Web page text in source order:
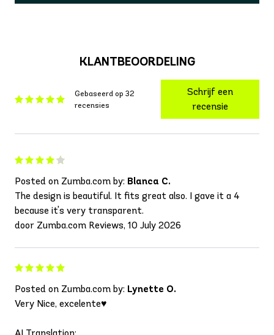
KLANTBEOORDELING
Gebaseerd op 32
recensies
Schrijf een
recensie
Posted on Zumba.com by: Blanca C.
The design is beautiful. It fits great also. I gave it a 4
because it's very transparent.
door Zumba.com Reviews, 10 July 2026
Posted on Zumba.com by: Lynette O.
Very Nice, excelente♥️